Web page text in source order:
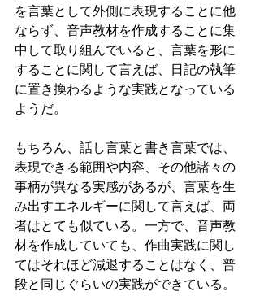
を言葉として外側に表現することに他
ならず、音声教材を作成することに集
中して取り組んでいると、言葉を形に
することに関して言えば、日記の執筆
に置き換わるような実践となっている
ようだ。
もちろん、話し言葉と書き言葉では、
表現できる範囲や内容、その他諸々の
事柄が異なる実感があるが、言葉を生
み出すエネルギーに関して言えば、両
者はとても似ている。一方で、音声教
材を作成していても、作曲実践に関し
てはそれほど減退することはなく、普
段と同じぐらいの実践ができている。